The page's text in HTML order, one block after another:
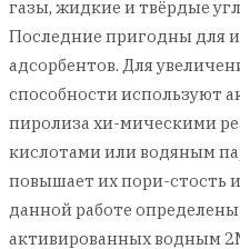
газы, жидкие и твёрдые
Последние пригодны для
адсорбентов. Для
способности используют
пиролиза хи-мическими
кислотами или водяным
повышает их пори-стость
данной работе
активированных водным